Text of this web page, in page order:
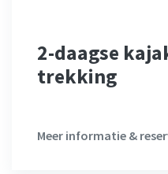
2-daagse
trekking
Meer informatie &